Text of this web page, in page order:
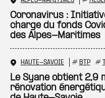
Coronavirus :
charge du fonds
des Alpes-Maritimes
HAUTE-SAVOIE # BTP #
Le Syane obtient 2,9
rénovation